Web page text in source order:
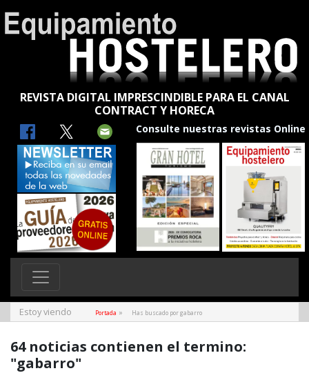
REVISTA DIGITAL IMPRESCINDIBLE PARA EL CANAL
CONTRACT Y HORECA
Consulte nuestras revistas Online
Estoy viendo Portada » Has buscado por gabarro
64 noticias contienen el termino:
"gabarro"